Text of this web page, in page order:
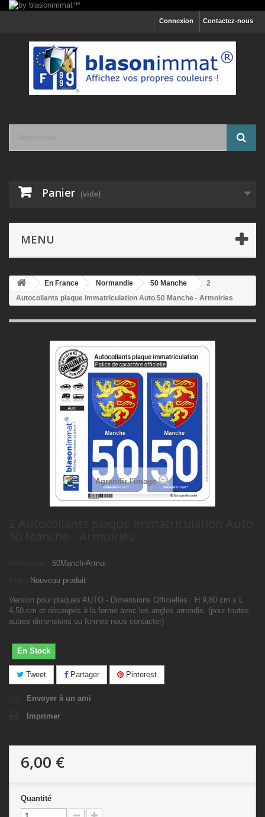
Contactez-nous
Connexion
Panier (vide)
MENU
En France Normandie 50 Manche
2
Autocollants plaque immatriculation Auto 50 Manche - Armoiries
Agrandir l'image
50Manch-Armoi
Nouveau produit
Version pour plaques AUTO - Dimensions Officielles : H 9,80 cm x L
4,50 cm et découpés à la forme avec les angles arrondis. (pour toutes
autres dimensions ou formes nous contacter)
En Stock
Tweet Partager Pinterest
Envoyer à un ami
Imprimer
6,00 €
Quantité